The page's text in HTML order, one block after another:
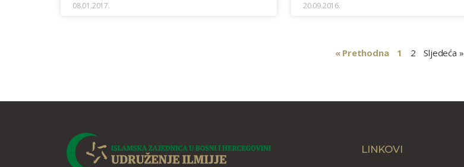
08.01.2017. 20.09.2016.
« Prethodna 1 2 Sljedeća »
LINKOVI